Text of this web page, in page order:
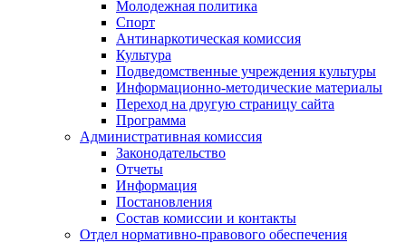
Молодежная политика
Спорт
Антинаркотическая комиссия
Культура
Подведомственные учреждения культуры
Информационно-методические материалы
Переход на другую страницу сайта
Программа
Административная комиссия
Законодательство
Отчеты
Информация
Постановления
Состав комиссии и контакты
Отдел нормативно-правового обеспечения